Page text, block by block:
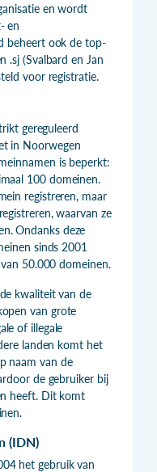
en wordt
en
beheert ook de top-
.sj (Svalbard en Jan
voor registratie.
gereguleerd
in Noorwegen
is beperkt:
100 domeinen.
registreren, maar
waarvan ze
Ondanks deze
sinds 2001
50.000 domeinen.
kwaliteit van de
van grote
of illegale
landen komt het
naam van de
de gebruiker bij
heeft. Dit komt
(IDN)
het gebruik van